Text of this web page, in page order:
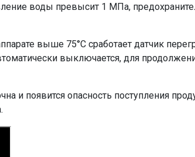
воды превысит 1 МПа,
выше 75°С сработает датчик
выключается, для
и появится опасность поступления